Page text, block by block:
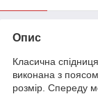
Опис
Класична
виконана з
розмір. Спереду